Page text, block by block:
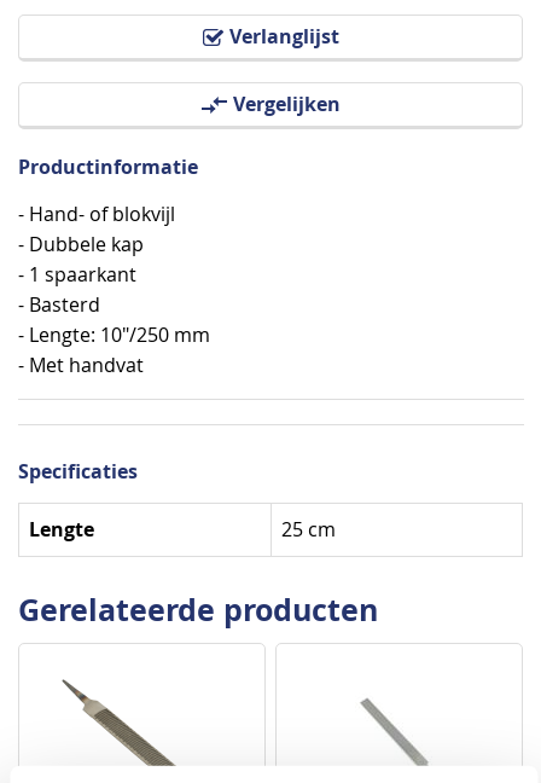
Verlanglijst
Vergelijken
van
Productinformatie
- Hand- of blokvijl
- Dubbele kap
- 1 spaarkant
- Basterd
- Lengte: 10"/250 mm
- Met handvat
Specificaties
Specificaties
Lengte 25 cm
Gerelateerde producten